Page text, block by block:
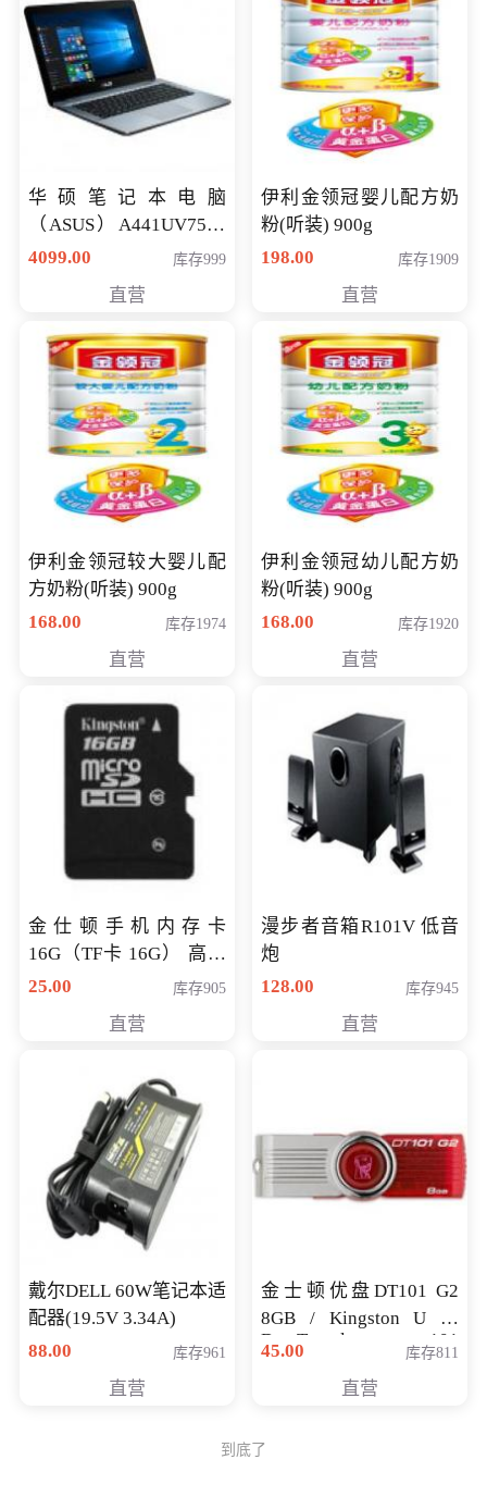
华硕笔记本电脑
（ASUS）A441UV7500
顽石（7代i7-7500U 4G
4099.00 库存999
直营
伊利金领冠婴儿配方奶
粉(听装) 900g
198.00
库存1909
直营
伊利金领冠较大婴儿配
方奶粉(听装) 900g
168.00
库存1974
直营
伊利金领冠幼儿配方奶
粉(听装) 900g
168.00
库存1920
直营
金仕顿手机内存卡
16G（TF卡 16G） 高速
卡 CLASS 10
25.00 库存905
直营
漫步者音箱R101V 低音
炮
128.00
库存945
直营
戴尔DELL 60W笔记本适
配器(19.5V 3.34A)
88.00
库存961
直营
金士顿优盘DT101 G2
8GB / Kingston U 盘
DataTraveler 101
Generati
45.00 库存811
直营
到底了